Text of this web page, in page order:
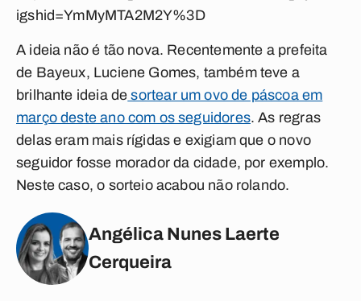
igshid=YmMyMTA2M2Y%3D
A ideia não é tão nova. Recentemente a prefeita
de Bayeux, Luciene Gomes, também teve a
brilhante ideia de sortear um ovo de páscoa em
março deste ano com os seguidores. As regras
delas eram mais rígidas e exigiam que o novo
seguidor fosse morador da cidade, por exemplo.
Neste caso, o sorteio acabou não rolando.
Angélica Nunes Laerte
Cerqueira